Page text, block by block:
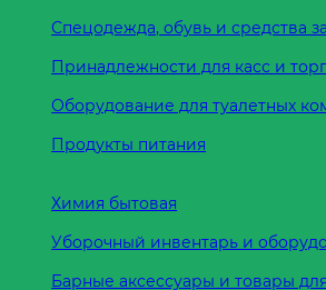
Спецодежда, обувь и средства
Принадлежности для касс и
Оборудование для туалетных
Продукты питания
Химия бытовая
Уборочный инвентарь и
Барные аксессуары и товары для